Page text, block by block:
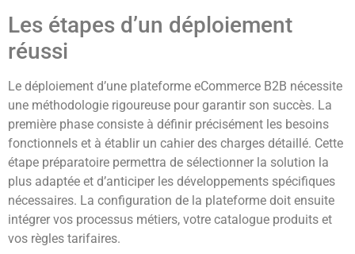
Les étapes d’un déploiement
réussi
Le déploiement d’une plateforme eCommerce B2B nécessite
une méthodologie rigoureuse pour garantir son succès. La
première phase consiste à définir précisément les besoins
fonctionnels et à établir un cahier des charges détaillé. Cette
étape préparatoire permettra de sélectionner la solution la
plus adaptée et d’anticiper les développements spécifiques
nécessaires. La configuration de la plateforme doit ensuite
intégrer vos processus métiers, votre catalogue produits et
vos règles tarifaires.